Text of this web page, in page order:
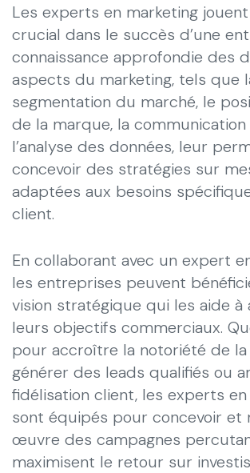
Les experts en marketing
crucial dans le succès d’une
connaissance approfondie des
aspects du marketing, tels que
segmentation du marché, le
de la marque, la
l’analyse des données, leur
concevoir des stratégies sur
adaptées aux besoins
client.
En collaborant avec un expert
les entreprises peuvent
vision stratégique qui les aide à
leurs objectifs commerciaux.
pour accroître la notoriété de
générer des leads qualifiés ou
fidélisation client, les experts
sont équipés pour concevoir et
œuvre des campagnes
maximisent le retour sur